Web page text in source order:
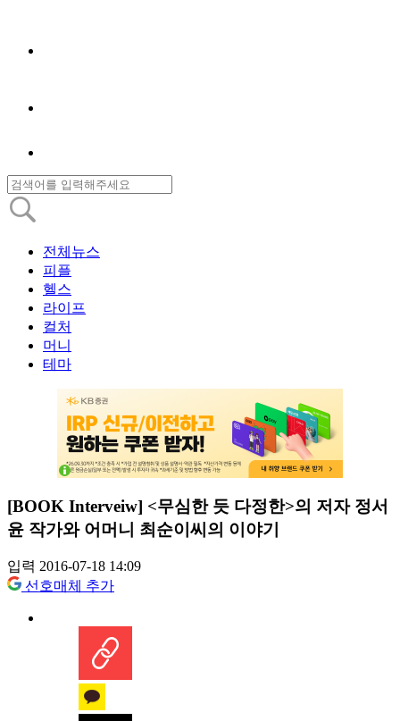
전체뉴스
피플
헬스
라이프
컬처
머니
테마
[BOOK Interveiw] <무심한 듯 다정한>의 저자 정서
윤 작가와 어머니 최순이씨의 이야기
입력 2016-07-18 14:09
선호매체 추가